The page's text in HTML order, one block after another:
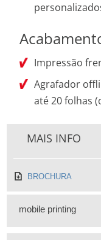
Impressão
Agrafador
até 20 folhas
MAIS INFO
BROCHURA
mobile printing